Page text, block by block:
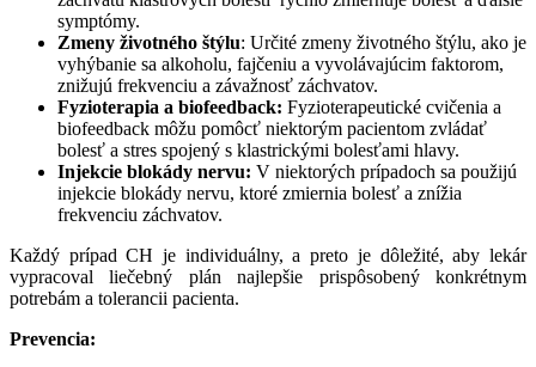
symptómy.
Zmeny životného štýlu: Určité zmeny životného štýlu, ako je
vyhýbanie sa alkoholu, fajčeniu a vyvolávajúcim faktorom,
znižujú frekvenciu a závažnosť záchvatov.
Fyzioterapia a biofeedback: Fyzioterapeutické cvičenia a
biofeedback môžu pomôcť niektorým pacientom zvládať
bolesť a stres spojený s klastrickými bolesťami hlavy.
Injekcie blokády nervu: V niektorých prípadoch sa použijú
injekcie blokády nervu, ktoré zmiernia bolesť a znížia
frekvenciu záchvatov.
Každý prípad CH je individuálny, a preto je dôležité, aby lekár
vypracoval liečebný plán najlepšie prispôsobený konkrétnym
potrebám a tolerancii pacienta.
Prevencia: